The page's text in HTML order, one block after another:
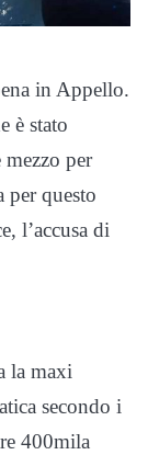
in Appello.
è stato
mezzo per
per questo
l’accusa di
la maxi
secondo i
400mila